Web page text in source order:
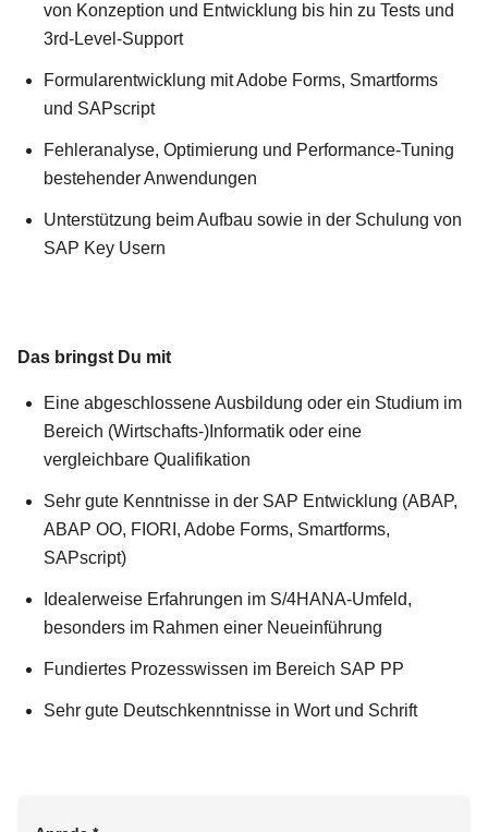
von Konzeption und Entwicklung bis hin zu Tests und
3rd-Level-Support
Formularentwicklung mit Adobe Forms, Smartforms
und SAPscript
Fehleranalyse, Optimierung und Performance-Tuning
bestehender Anwendungen
Unterstützung beim Aufbau sowie in der Schulung von
SAP Key Usern
Das bringst Du mit
Eine abgeschlossene Ausbildung oder ein Studium im
Bereich (Wirtschafts-)Informatik oder eine
vergleichbare Qualifikation
Sehr gute Kenntnisse in der SAP Entwicklung (ABAP,
ABAP OO, FIORI, Adobe Forms, Smartforms,
SAPscript)
Idealerweise Erfahrungen im S/4HANA-Umfeld,
besonders im Rahmen einer Neueinführung
Fundiertes Prozesswissen im Bereich SAP PP
Sehr gute Deutschkenntnisse in Wort und Schrift